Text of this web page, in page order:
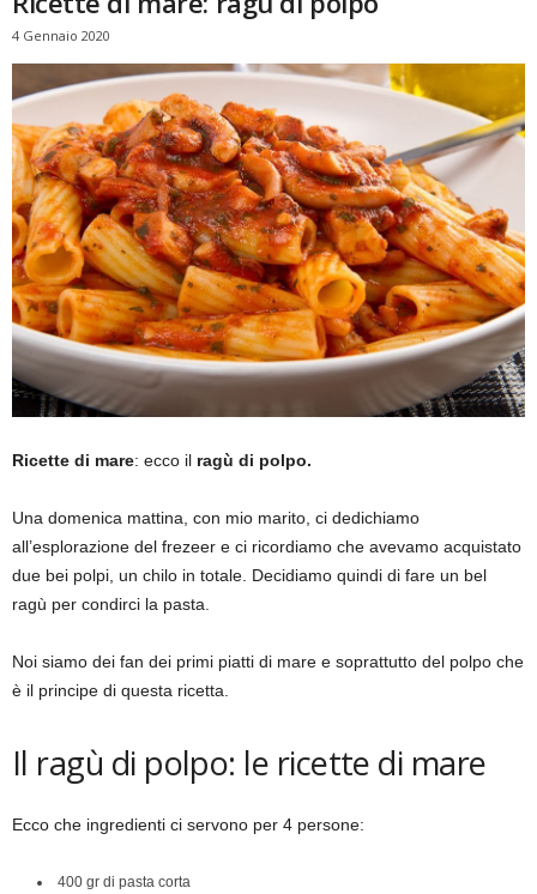
4 Gennaio 2020
Ricette di mare: ecco il ragù di polpo.
Una domenica mattina, con mio marito, ci dedichiamo
all’esplorazione del frezeer e ci ricordiamo che avevamo acquistato
due bei polpi, un chilo in totale. Decidiamo quindi di fare un bel
ragù per condirci la pasta.
Noi siamo dei fan dei primi piatti di mare e soprattutto del polpo che
è il principe di questa ricetta.
Il ragù di polpo: le ricette di mare
Ecco che ingredienti ci servono per 4 persone:
400 gr di pasta corta